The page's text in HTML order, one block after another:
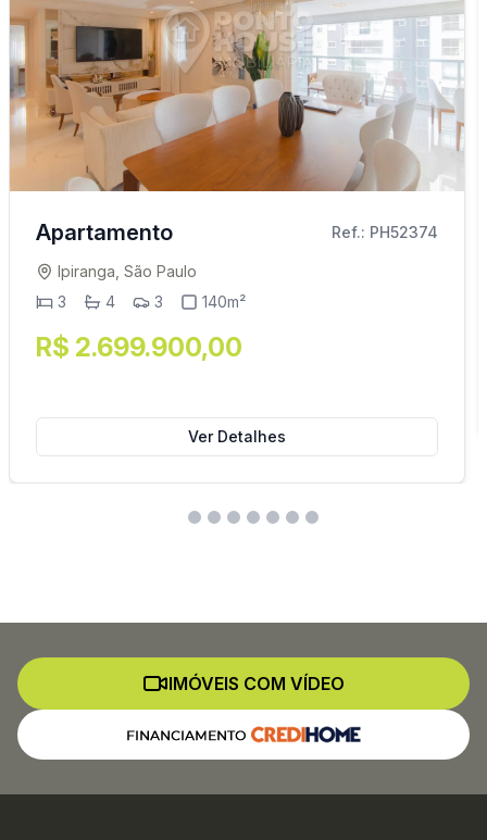
Apartamento Ref.: PH52374
Ipiranga, São Paulo
3
4 3 140m²
R$ 2.699.900,00
Ver Detalhes
IMÓVEIS COM VÍDEO